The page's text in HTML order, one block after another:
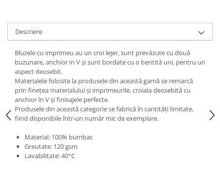
Descriere
Bluzele cu imprimeu au un croi lejer, sunt prevăzute cu două
buzunare, anchior in V și sunt bordate cu o bentită uni, pentru un
aspect deosebit.
Materialele folosite la produsele din această gamă se remarcă
prin finețea materialului și imprimeurile, croiala deosebită cu
anchior în V și finisajele perfecte.
Produsele din această categorie se fabrică în cantități limitate,
fiind disponibile într-un număr mic de exemplare.
Material: 100% bumbac
Greutate: 120 gsm
Lavabilitate: 40°C